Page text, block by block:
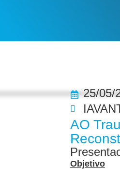
25/05/
AO
Objetivo